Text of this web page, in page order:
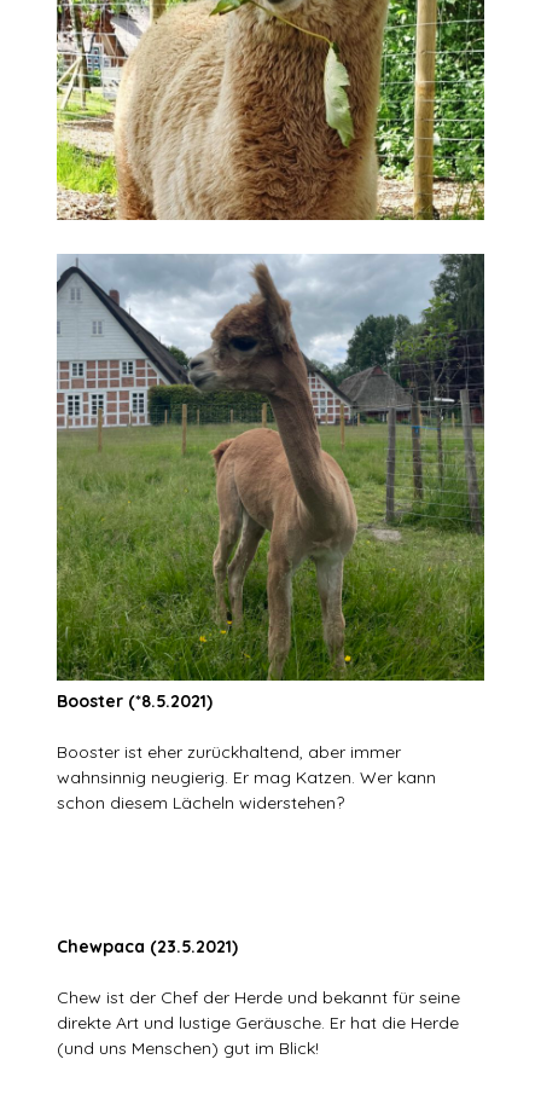
Booster (*8.5.2021)
Booster ist eher zurückhaltend, aber immer
wahnsinnig neugierig. Er mag Katzen. Wer kann
schon diesem Lächeln widerstehen?
Chewpaca (23.5.2021)
Chew ist der Chef der Herde und bekannt für seine
direkte Art und lustige Geräusche. Er hat die Herde
(und uns Menschen) gut im Blick!